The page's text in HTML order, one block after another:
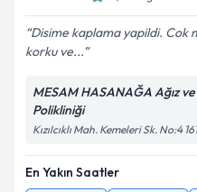
Disime kaplama yapildi. Cok
korku ve...
MESAM HASANAĞA Ağız ve
Polikliniği
Kızılcıklı Mah. Kemeleri Sk. No:4
En Yakın Saatler